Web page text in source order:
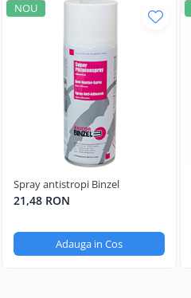
NOU
Spray antistropi Binzel
21,48 RON
Adauga in Cos